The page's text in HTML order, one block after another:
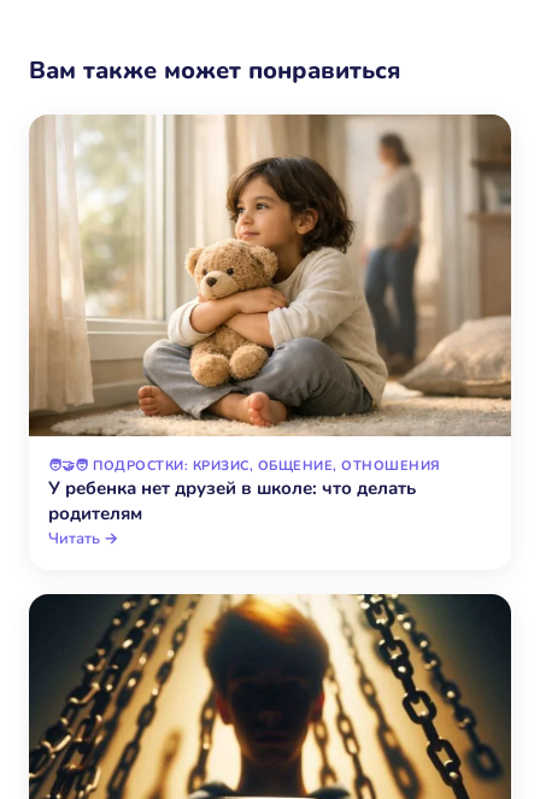
Вам также может понравиться
🧑‍🤝‍🧑 ПОДРОСТКИ: КРИЗИС, ОБЩЕНИЕ, ОТНОШЕНИЯ
У ребенка нет друзей в школе: что делать
родителям
Читать →